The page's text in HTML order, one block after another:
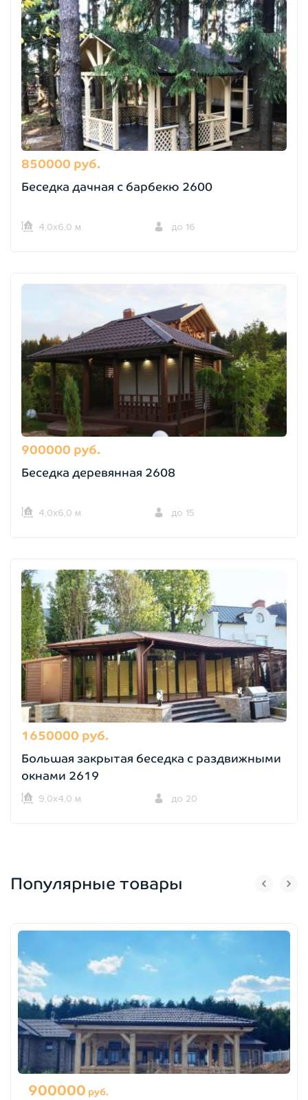
850000 руб.
Беседка дачная с барбекю 2600
4,0х6,0 м. до 16
900000 руб.
Беседка деревянная 2608
4,0х6,0 м. до 15
1650000 руб.
Большая закрытая беседка с раздвижными
окнами 2619
9,0х4,0 м. до 20
Популярные товары
900000 руб.